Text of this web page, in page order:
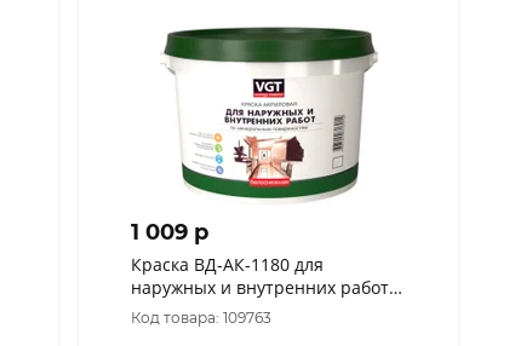
1 009 p
Краска ВД-АК-1180 для
наружных и внутренних работ
моющаяся 7 кг (ВГТ) ЭКОНОМ/
БЕЛАЯ
Код товара: 109763